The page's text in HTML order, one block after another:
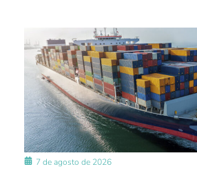
7 de agosto de 2026